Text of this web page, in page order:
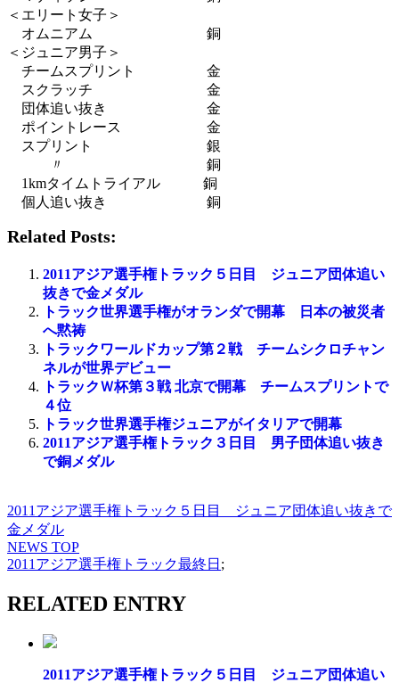
＜エリート女子＞
オムニアム 銅
＜ジュニア男子＞
チームスプリント 金
スクラッチ 金
団体追い抜き 金
ポイントレース 金
スプリント 銀
〃 銅
1kmタイムトライアル 銅
個人追い抜き 銅
Related Posts:
2011アジア選手権トラック５日目 ジュニア団体追い
抜きで金メダル
トラック世界選手権がオランダで開幕 日本の被災者
へ黙祷
トラックワールドカップ第２戦 チームシクロチャン
ネルが世界デビュー
トラックＷ杯第３戦 北京で開幕 チームスプリントで
４位
トラック世界選手権ジュニアがイタリアで開幕
2011アジア選手権トラック３日目 男子団体追い抜き
で銅メダル
2011アジア選手権トラック５日目 ジュニア団体追い抜きで
金メダル
NEWS TOP
2011アジア選手権トラック最終日 ;
RELATED ENTRY
2011アジア選手権トラック５日目 ジュニア団体追い